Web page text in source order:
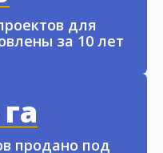
для
за 10 лет
продано под